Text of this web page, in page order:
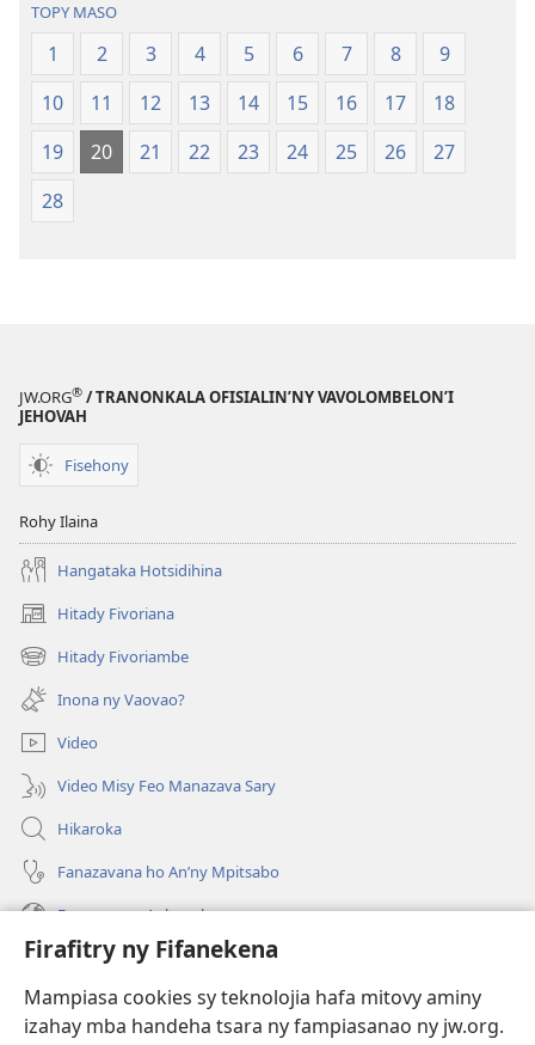
Firafitry ny Fifanekena
Mampiasa cookies sy teknolojia hafa mitovy aminy
izahay mba handeha tsara ny fampiasanao ny jw.org.
2021)
2021)
TOPY MASO
1 2 3 4 5 6 7 8
9
10
11 12 13 14 15 16 17
18
19
20 21 22 23 24 25 26
27
28
JW.ORG® / TRANONKALA OFISIALIN’NY VAVOLOMBELON’I
JEHOVAH
Fisehony
Rohy Ilaina
Hangataka Hotsidihina
Hitady Fivoriana
(manokatra
rohy) Hitady Fivoriambe
(manokatra
rohy) Inona ny Vaovao?
Video
Video Misy Feo Manazava Sary
Hikaroka
Fanazavana ho An’ny Mpitsabo
Fanazavana Ankapobeny
Fanampiana
Fanomezana
(manokatra